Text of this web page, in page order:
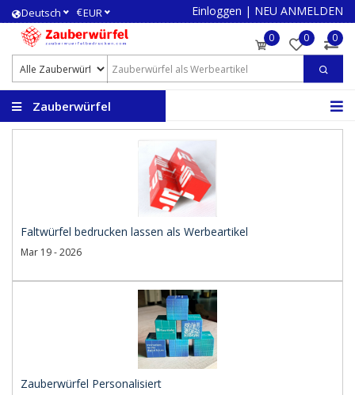
Deutsch €EUR Einloggen | NEU ANMELDEN
0 0 0
Zauberwürfel
Faltwürfel bedrucken lassen als Werbeartikel
Mar 19 - 2026
Zauberwürfel Personalisiert